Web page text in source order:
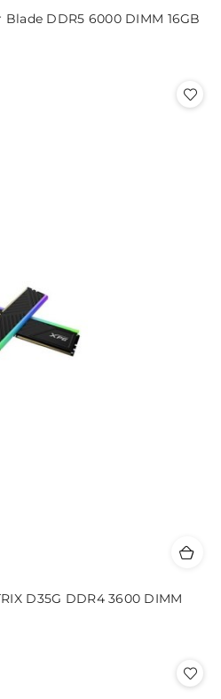
DDR5 6000 DIMM 16GB
D35G DDR4 3600 DIMM